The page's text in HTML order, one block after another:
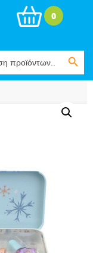
Search Button
0